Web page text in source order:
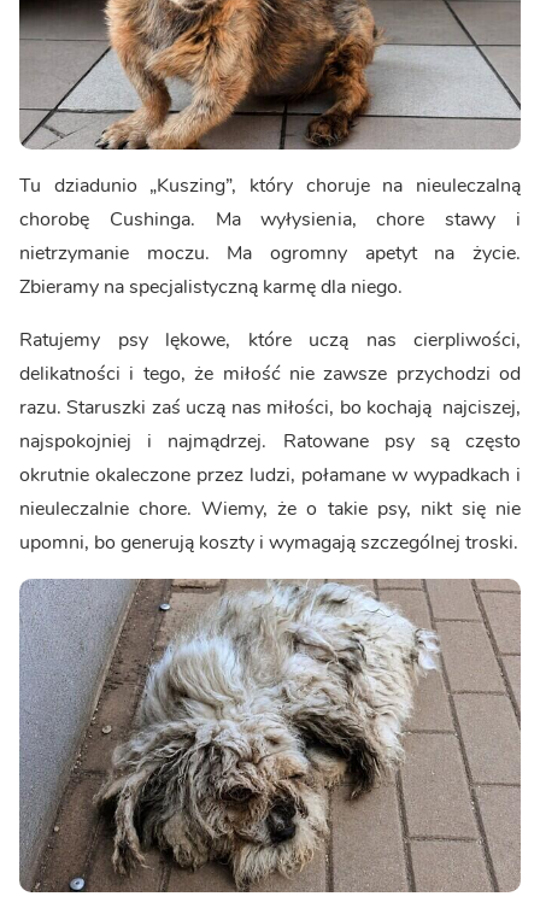
Tu dziadunio „Kuszing”, który choruje na nieuleczalną
chorobę Cushinga. Ma wyłysienia, chore stawy i
nietrzymanie moczu. Ma ogromny apetyt na życie.
Zbieramy na specjalistyczną karmę dla niego.
Ratujemy psy lękowe, które uczą nas cierpliwości,
delikatności i tego, że miłość nie zawsze przychodzi od
razu. Staruszki zaś uczą nas miłości, bo kochają najciszej,
najspokojniej i najmądrzej. Ratowane psy są często
okrutnie okaleczone przez ludzi, połamane w wypadkach i
nieuleczalnie chore. Wiemy, że o takie psy, nikt się nie
upomni, bo generują koszty i wymagają szczególnej troski.